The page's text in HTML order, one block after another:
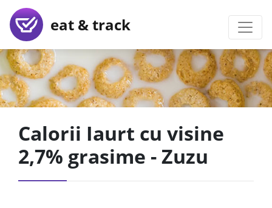
eat & track
Calorii Iaurt cu visine
2,7% grasime - Zuzu